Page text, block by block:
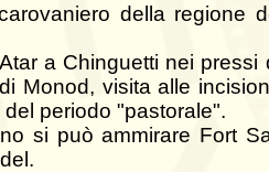
della regione
a Chinguetti nei
Monod, visita alle
periodo "pastorale".
si può ammirare Fort